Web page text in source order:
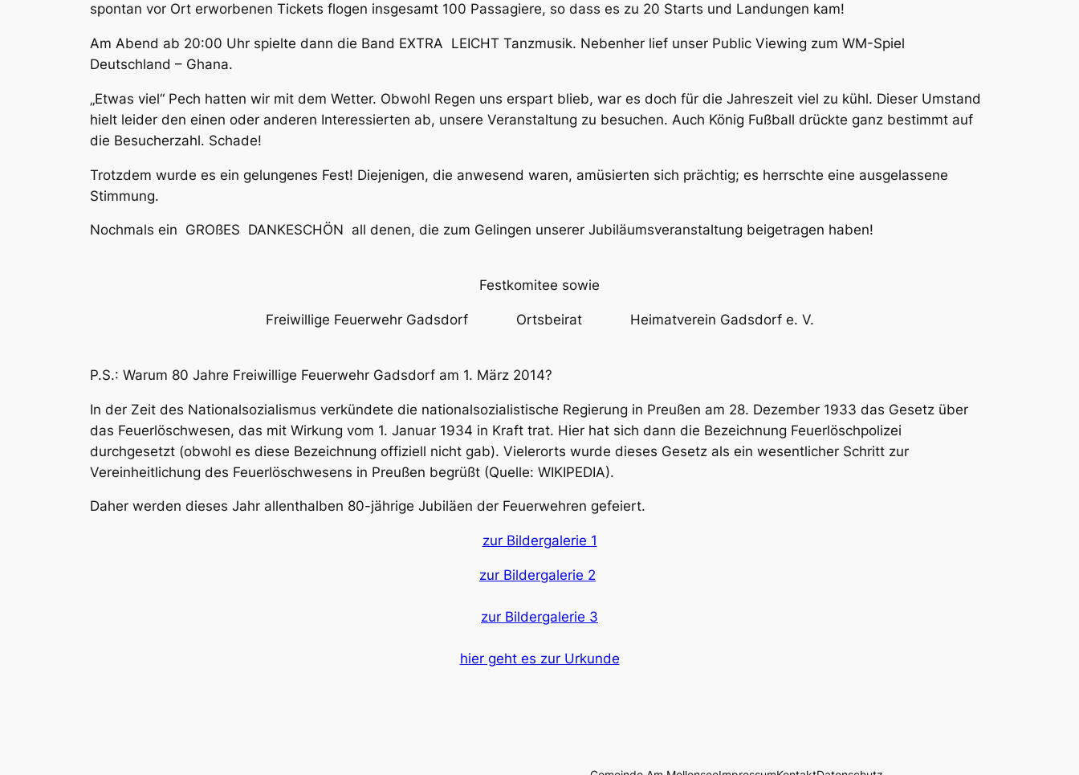
spontan vor Ort erworbenen Tickets flogen insgesamt 100 Passagiere, so dass es zu 20 Starts und Landungen kam!
Am Abend ab 20:00 Uhr spielte dann die Band EXTRA LEICHT Tanzmusik. Nebenher lief unser Public Viewing zum WM-Spiel
Deutschland – Ghana.
„Etwas viel“ Pech hatten wir mit dem Wetter. Obwohl Regen uns erspart blieb, war es doch für die Jahreszeit viel zu kühl. Dieser Umstand
hielt leider den einen oder anderen Interessierten ab, unsere Veranstaltung zu besuchen. Auch König Fußball drückte ganz bestimmt auf
die Besucherzahl. Schade!
Trotzdem wurde es ein gelungenes Fest! Diejenigen, die anwesend waren, amüsierten sich prächtig; es herrschte eine ausgelassene
Stimmung.
Nochmals ein GROßES DANKESCHÖN all denen, die zum Gelingen unserer Jubiläumsveranstaltung beigetragen haben!
Festkomitee sowie
Freiwillige Feuerwehr Gadsdorf Ortsbeirat Heimatverein Gadsdorf e. V.
P.S.: Warum 80 Jahre Freiwillige Feuerwehr Gadsdorf am 1. März 2014?
In der Zeit des Nationalsozialismus verkündete die nationalsozialistische Regierung in Preußen am 28. Dezember 1933 das Gesetz über
das Feuerlöschwesen, das mit Wirkung vom 1. Januar 1934 in Kraft trat. Hier hat sich dann die Bezeichnung Feuerlöschpolizei
durchgesetzt (obwohl es diese Bezeichnung offiziell nicht gab). Vielerorts wurde dieses Gesetz als ein wesentlicher Schritt zur
Vereinheitlichung des Feuerlöschwesens in Preußen begrüßt (Quelle: WIKIPEDIA).
Daher werden dieses Jahr allenthalben 80-jährige Jubiläen der Feuerwehren gefeiert.
zur Bildergalerie 1
zur Bildergalerie 2
zur Bildergalerie 3
hier geht es zur Urkunde